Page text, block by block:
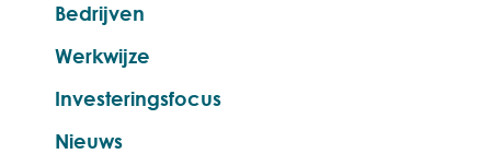
Bedrijven
Werkwijze
Investeringsfocus
Nieuws